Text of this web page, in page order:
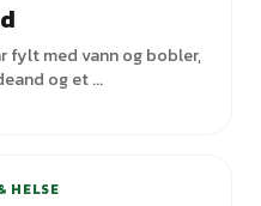
fylt med vann og bobler,
og et ...
HELSE